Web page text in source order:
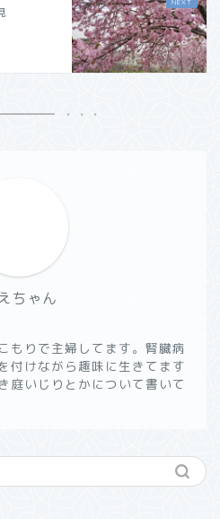
ちゃん
もりで主婦してます。腎臓病
付けながら趣味に生きてます
庭いじりとかについて書いて